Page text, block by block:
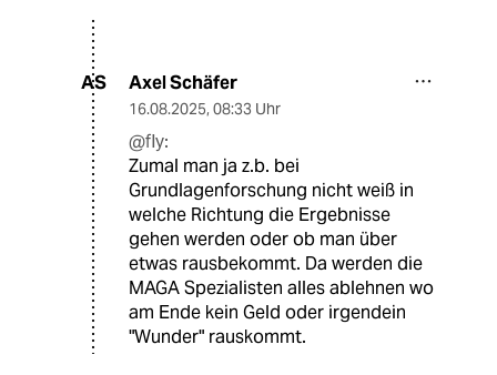
AS Axel Schäfer
16.08.2025, 08:33 Uhr
@fly:
Zumal man ja z.b. bei
Grundlagenforschung nicht weiß in
welche Richtung die Ergebnisse
gehen werden oder ob man über
etwas rausbekommt. Da werden die
MAGA Spezialisten alles ablehnen wo
am Ende kein Geld oder irgendein
"Wunder" rauskommt.